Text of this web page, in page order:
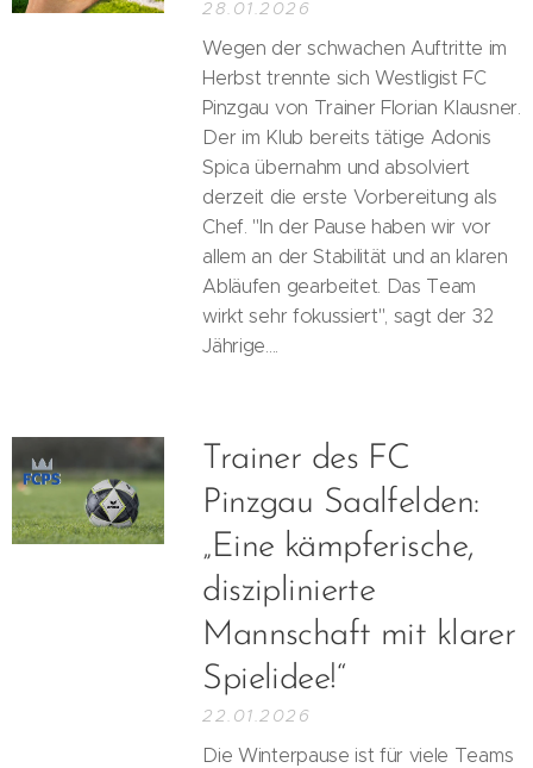
28.01.2026
Wegen der schwachen Auftritte im
Herbst trennte sich Westligist FC
Pinzgau von Trainer Florian Klausner.
Der im Klub bereits tätige Adonis
Spica übernahm und absolviert
derzeit die erste Vorbereitung als
Chef. "In der Pause haben wir vor
allem an der Stabilität und an klaren
Abläufen gearbeitet. Das Team
wirkt sehr fokussiert", sagt der 32
Jährige....
Trainer des FC
Pinzgau Saalfelden:
„Eine kämpferische,
disziplinierte
Mannschaft mit klarer
Spielidee!“
22.01.2026
Die Winterpause ist für viele Teams